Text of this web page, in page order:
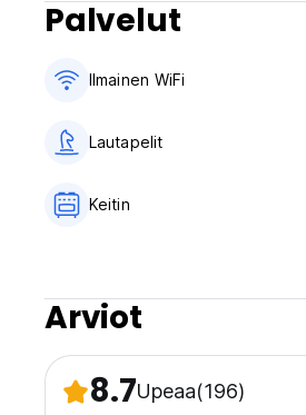
Palvelut
Ilmainen WiFi
Lautapelit
Keitin
Arviot
8.7Upeaa(196)